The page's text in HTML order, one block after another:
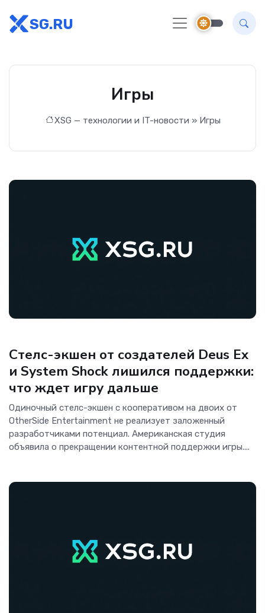
SG.RU
Игры
XSG — технологии и IT-новости » Игры
Стелс-экшен от создателей Deus Ex
и System Shock лишился поддержки:
что ждет игру дальше
Одиночный стелс-экшен с кооперативом на двоих от
OtherSide Entertainment не реализует заложенный
разработчиками потенциал. Американская студия
объявила о прекращении контентной поддержки игры....